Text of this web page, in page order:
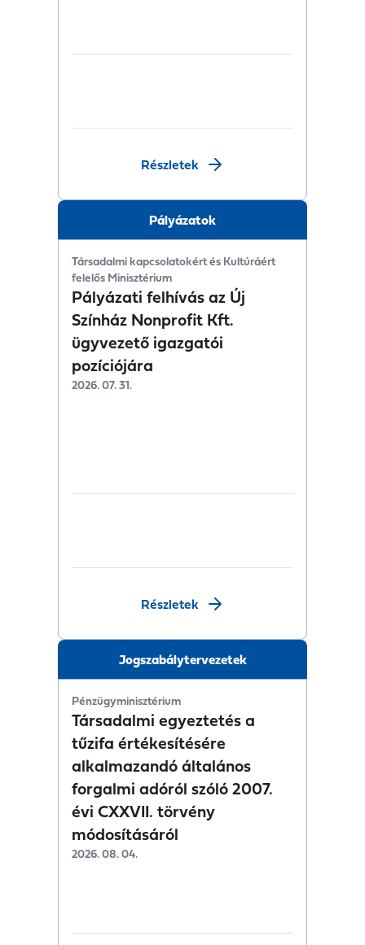
Részletek
Pályázatok
Társadalmi kapcsolatokért és Kultúráért
felelős Minisztérium
Pályázati felhívás az Új
Színház Nonprofit Kft.
ügyvezető igazgatói
pozíciójára
2026. 07. 31.
Részletek
Jogszabálytervezetek
Pénzügyminisztérium
Társadalmi egyeztetés a
tűzifa értékesítésére
alkalmazandó általános
forgalmi adóról szóló 2007.
évi CXXVII. törvény
módosításáról
2026. 08. 04.